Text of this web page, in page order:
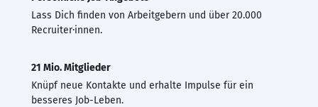
Lass Dich finden von Arbeitgebern und über 20.000
Recruiter·innen.
21 Mio. Mitglieder
Knüpf neue Kontakte und erhalte Impulse für ein
besseres Job-Leben.